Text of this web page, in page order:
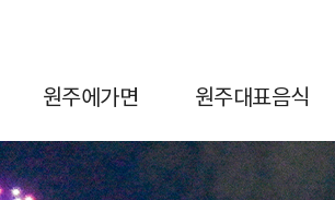
원주에가면 원주대표음식